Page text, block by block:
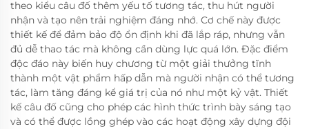
theo kiểu câu đố thêm yếu tố tương tác, thu hút người
nhận và tạo nên trải nghiệm đáng nhớ. Cơ chế này được
thiết kế để đảm bảo độ ổn định khi đã lắp ráp, nhưng vẫn
đủ dễ thao tác mà không cần dùng lực quá lớn. Đặc điểm
độc đáo này biến huy chương từ một giải thưởng tĩnh
thành một vật phẩm hấp dẫn mà người nhận có thể tương
tác, làm tăng đáng kể giá trị của nó như một kỷ vật. Thiết
kế câu đố cũng cho phép các hình thức trình bày sáng tạo
và có thể được lồng ghép vào các hoạt động xây dựng đội